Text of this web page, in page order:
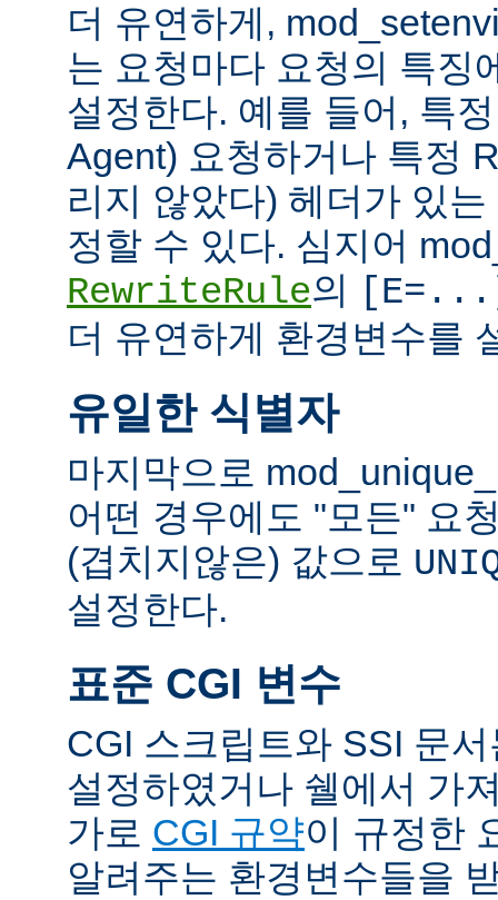
더 유연하게,
는 요청마다 요청의 특징
설정한다. 예를 들어, 특
Agent) 요청하거나 특정
리지 않았다) 헤더가 있
정할 수 있다. 심지어
RewriteRule의
더 유연하게 환경변수를
유일한 식별자
마지막으로
어떤 경우에도 "모든" 요
(겹치지않은) 값으로
설정한다.
표준 CGI 변수
CGI 스크립트와 SSI 문
설정하였거나 쉘에서 가
가로 CGI 규약이 규정한
알려주는 환경변수들을